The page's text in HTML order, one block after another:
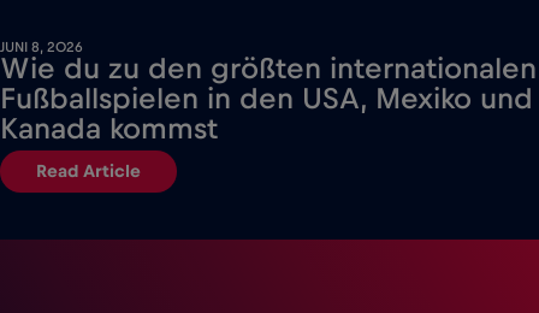
JUNI 8, 2026
Wie du zu den größten internationalen
Fußballspielen in den USA, Mexiko und
Kanada kommst
Read Article